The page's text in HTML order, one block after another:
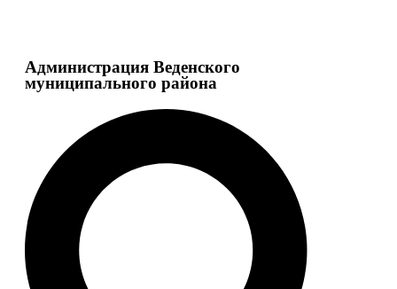
Администрация Веденского
муниципального района